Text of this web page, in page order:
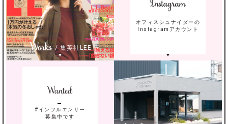
オフィスシュナイダーの
Instagramアカウント
#インフルエンサー
募集中です
/ 集英社LEE